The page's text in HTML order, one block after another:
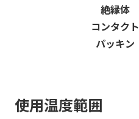
絶縁体
コンタクト
パッキン
使用温度範囲